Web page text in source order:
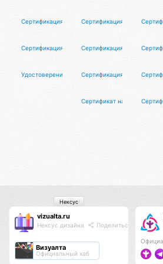
Сертификация риэлторовСертификация
Сертификация художниковСертификация партнёров
Удостоверение абсолютного засранца
Сертификация душнил
Сертификат настоящего
vizualta.ru
Нексус дизайна Поделиться
Визуалта
Официальный хаб
Нексус